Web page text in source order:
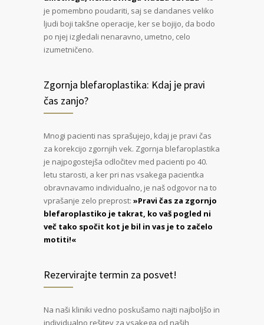
je pomembno poudariti, saj se dandanes veliko
ljudi boji takšne operacije, ker se bojijo, da bodo
po njej izgledali nenaravno, umetno, celo
izumetničeno.
Zgornja blefaroplastika: Kdaj je pravi
čas zanjo?
Mnogi pacienti nas sprašujejo, kdaj je pravi čas
za korekcijo zgornjih vek. Zgornja blefaroplastika
je najpogostejša odločitev med pacienti po 40.
letu starosti, a ker pri nas vsakega pacientka
obravnavamo individualno, je naš odgovor na to
vprašanje zelo preprost:
»Pravi čas za zgornjo
blefaroplastiko je takrat, ko vaš pogled ni
več tako spočit kot je bil in vas je to začelo
motiti!«
Rezervirajte termin za posvet!
Na naši kliniki vedno poskušamo najti najboljšo in
individualno rešitev za vsakega od naših